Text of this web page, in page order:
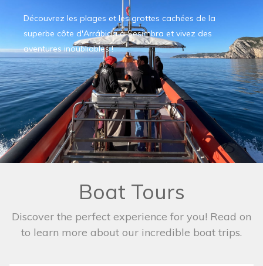
Découvrez les plages et les grottes cachées de la
superbe côte d'Arrábida à Sesimbra et vivez des
aventures inoubliables !
Boat Tours
Discover the perfect experience for you! Read on
to learn more about our incredible boat trips.